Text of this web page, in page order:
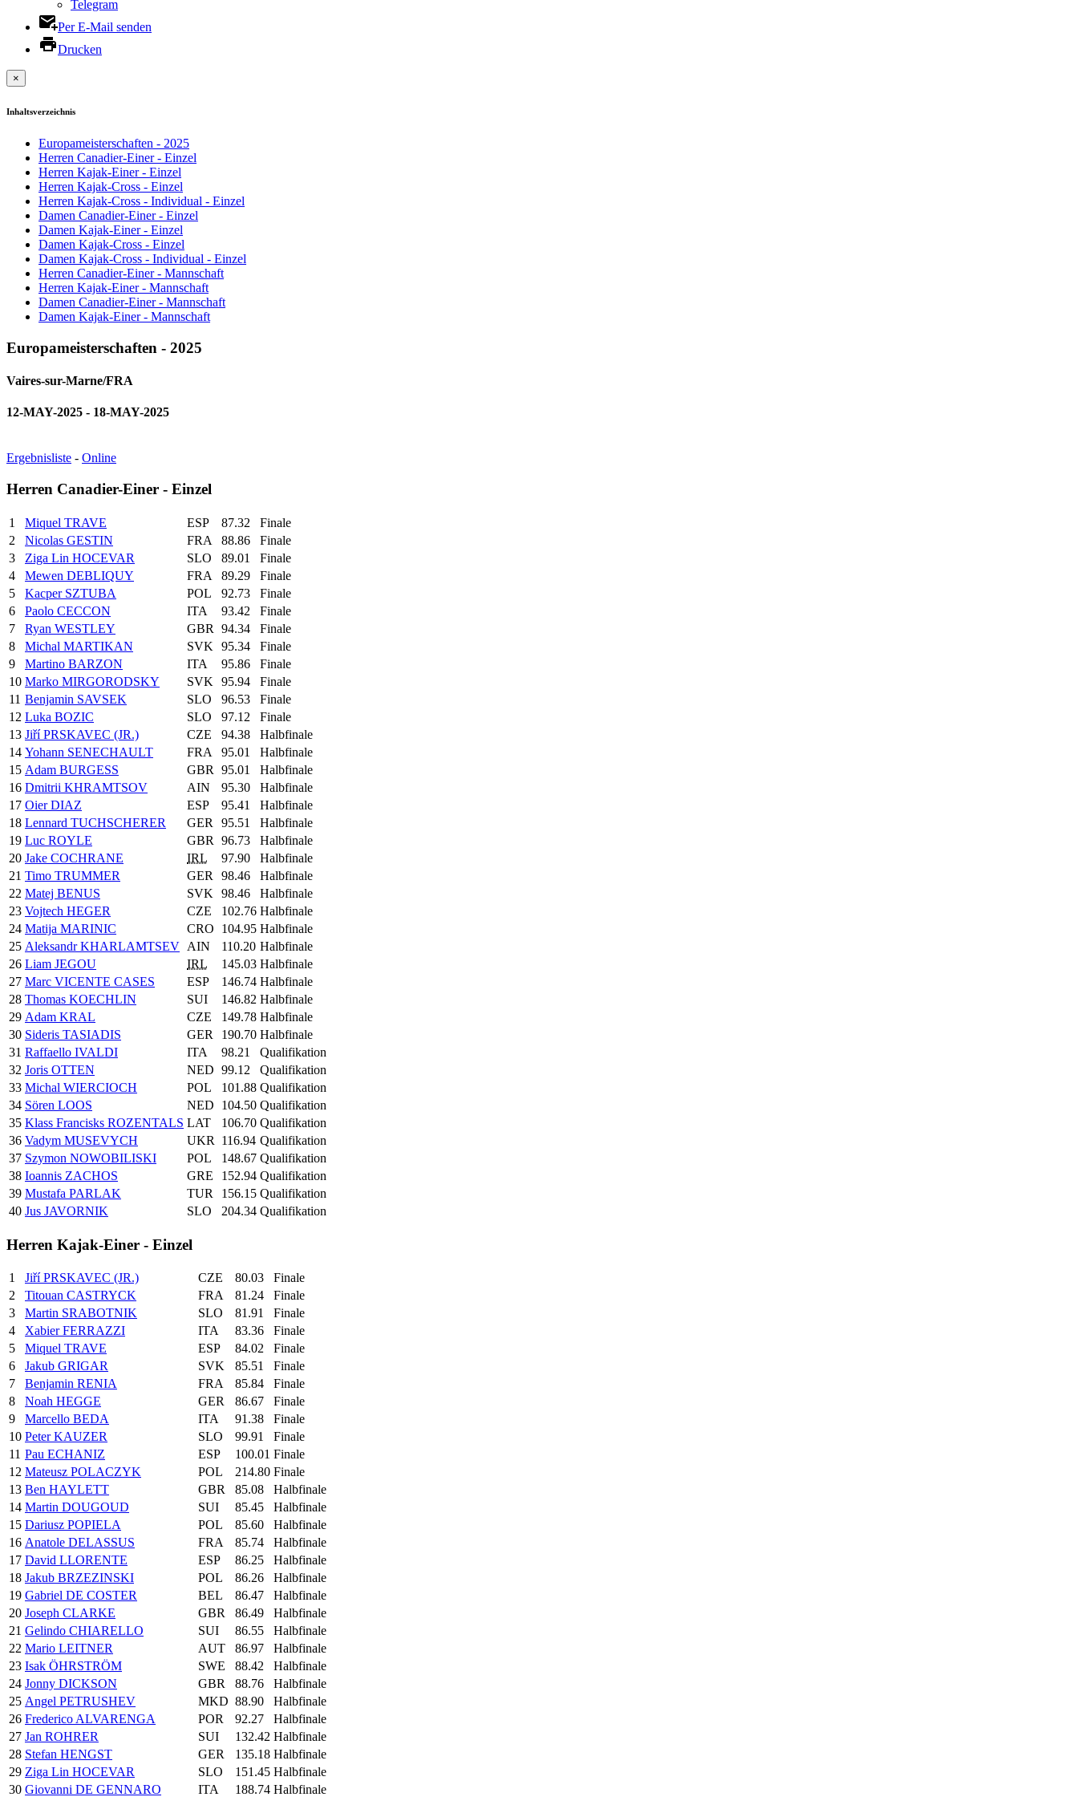
Telegram
Per E-Mail senden
Drucken
×
Inhaltsverzeichnis
Europameisterschaften - 2025
Herren Canadier-Einer - Einzel
Herren Kajak-Einer - Einzel
Herren Kajak-Cross - Einzel
Herren Kajak-Cross - Individual - Einzel
Damen Canadier-Einer - Einzel
Damen Kajak-Einer - Einzel
Damen Kajak-Cross - Einzel
Damen Kajak-Cross - Individual - Einzel
Herren Canadier-Einer - Mannschaft
Herren Kajak-Einer - Mannschaft
Damen Canadier-Einer - Mannschaft
Damen Kajak-Einer - Mannschaft
Europameisterschaften - 2025
Vaires-sur-Marne/FRA
12-MAY-2025 - 18-MAY-2025
Ergebnisliste - Online
Herren Canadier-Einer - Einzel
1 Miquel TRAVE ESP 87.32
Finale
2
Nicolas GESTIN FRA 88.86
Finale
3
Ziga Lin HOCEVAR SLO 89.01
Finale
4
Mewen DEBLIQUY FRA 89.29
Finale
5
Kacper SZTUBA POL 92.73
Finale
6
Paolo CECCON ITA 93.42
Finale
7
Ryan WESTLEY GBR 94.34
Finale
8
Michal MARTIKAN SVK 95.34
Finale
9
Martino BARZON ITA 95.86
Finale
10 Marko MIRGORODSKY SVK 95.94
Finale
11 Benjamin SAVSEK SLO 96.53
Finale
12 Luka BOZIC SLO 97.12
Finale
13 Jiří PRSKAVEC (JR.) CZE 94.38
Halbfinale
14 Yohann SENECHAULT FRA 95.01
Halbfinale
15 Adam BURGESS GBR 95.01
Halbfinale
16 Dmitrii KHRAMTSOV AIN 95.30
Halbfinale
17 Oier DIAZ ESP 95.41
Halbfinale
18 Lennard TUCHSCHERER GER 95.51
Halbfinale
19 Luc ROYLE GBR 96.73
Halbfinale
20 Jake COCHRANE IRL 97.90
Halbfinale
21 Timo TRUMMER GER 98.46
Halbfinale
22 Matej BENUS SVK 98.46
Halbfinale
23 Vojtech HEGER CZE 102.76 Halbfinale
24 Matija MARINIC CRO 104.95 Halbfinale
25 Aleksandr KHARLAMTSEV AIN 110.20 Halbfinale
26 Liam JEGOU IRL 145.03 Halbfinale
27 Marc VICENTE CASES ESP 146.74 Halbfinale
28 Thomas KOECHLIN SUI 146.82 Halbfinale
29 Adam KRAL CZE 149.78 Halbfinale
30 Sideris TASIADIS GER 190.70 Halbfinale
31 Raffaello IVALDI ITA 98.21
Qualifikation
32 Joris OTTEN NED 99.12
Qualifikation
33 Michal WIERCIOCH POL 101.88 Qualifikation
34 Sören LOOS NED 104.50 Qualifikation
35 Klass Francisks ROZENTALS LAT 106.70 Qualifikation
36 Vadym MUSEVYCH UKR 116.94 Qualifikation
37 Szymon NOWOBILISKI POL 148.67 Qualifikation
38 Ioannis ZACHOS GRE 152.94 Qualifikation
39 Mustafa PARLAK TUR 156.15 Qualifikation
40 Jus JAVORNIK SLO 204.34 Qualifikation
Herren Kajak-Einer - Einzel
1 Jiří PRSKAVEC (JR.) CZE 80.03
Finale
2
Titouan CASTRYCK FRA 81.24
Finale
3
Martin SRABOTNIK SLO 81.91
Finale
4
Xabier FERRAZZI ITA 83.36
Finale
5
Miquel TRAVE ESP 84.02
Finale
6
Jakub GRIGAR SVK 85.51
Finale
7
Benjamin RENIA FRA 85.84
Finale
8
Noah HEGGE GER 86.67
Finale
9
Marcello BEDA ITA 91.38
Finale
10 Peter KAUZER SLO 99.91
Finale
11 Pau ECHANIZ ESP 100.01 Finale
12 Mateusz POLACZYK POL 214.80 Finale
13 Ben HAYLETT GBR 85.08
Halbfinale
14 Martin DOUGOUD SUI 85.45
Halbfinale
15 Dariusz POPIELA POL 85.60
Halbfinale
16 Anatole DELASSUS FRA 85.74
Halbfinale
17 David LLORENTE ESP 86.25
Halbfinale
18 Jakub BRZEZINSKI POL 86.26
Halbfinale
19 Gabriel DE COSTER BEL 86.47
Halbfinale
20 Joseph CLARKE GBR 86.49
Halbfinale
21 Gelindo CHIARELLO SUI 86.55
Halbfinale
22 Mario LEITNER AUT 86.97
Halbfinale
23 Isak ÖHRSTRÖM SWE 88.42
Halbfinale
24 Jonny DICKSON GBR 88.76
Halbfinale
25 Angel PETRUSHEV MKD 88.90
Halbfinale
26 Frederico ALVARENGA POR 92.27
Halbfinale
27 Jan ROHRER SUI 132.42 Halbfinale
28 Stefan HENGST GER 135.18 Halbfinale
29 Ziga Lin HOCEVAR SLO 151.45 Halbfinale
30 Giovanni DE GENNARO ITA 188.74 Halbfinale